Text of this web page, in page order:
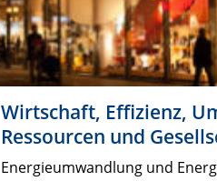
Wirtschaft, Effizienz,
Ressourcen und
Energieumwandlung und